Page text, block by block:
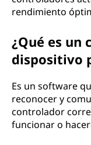
rendimiento
¿Qué es un
dispositivo
Es un software
reconocer y
controlador
funcionar o